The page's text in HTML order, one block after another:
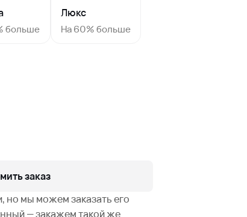
больше
Люкс
На 60% больше
заказ
но мы можем заказать его
— закажем такой же